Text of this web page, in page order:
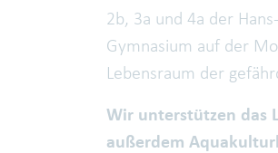
2b, 3a und 4a der
Gymnasium auf der
Lebensraum der
Wir unterstützen das
außerdem